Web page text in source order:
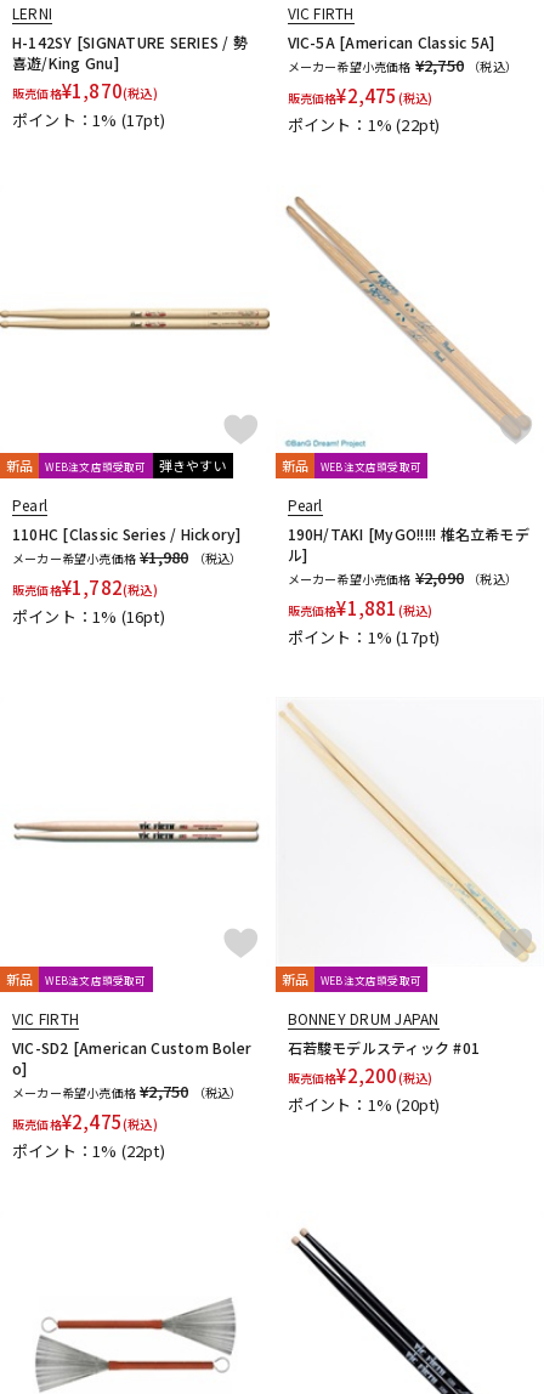
配信/ライブ機器 楽器アクセサリ
中古 ヴィンテージ
JOE MONTINERI
JOHNNY RABB DRUMSTICKS K.M.K
KC
Kentville Drums
KEPLINGER DRUMS Kick Block
Kikutani
kitano
KORG
L-N
NATAL
Nord（CLAVIA）
ONETONE
oruga
Overtone Labs
PACKEN Pad Corporation
PAiSTe
PREMiER
Protection Racket
R-S
Regal Tip REMO Reunion Blues
Revolution Drum
riddim
Robokey
Rogers
ROHEMA Roland R-TOM SABIAN
Safe Ears
SAKAE DRUMS
SAKAE OSAKA HERITAGE
Schlagwerk Percussion
SJC Custom Drums
SKB
SlapKlatz
Slingerland SONOR SPINBAL
SPIZZICHINO
TAMBURO
TECHRA
Turkish
WAMBOOKA
wincent
WorldMax YAMAHA
建光ドラム工房
Tandem Drums
LERNI
H-142SY [SIGNATURE SERIES / 勢
喜遊/King Gnu]
販売価格¥1,870(税込)
ポイント：1% (17pt)
VIC FIRTH
VIC-5A [American Classic 5A]
メーカー希望小売価格 ¥2,750
（税込）
販売価格¥2,475 (税込)
ポイント：1%(22pt)
新品 WEB注文店頭受取可 弾きやすい
Pearl
110HC [Classic Series / Hickory]
メーカー希望小売価格 ¥1,980
（税込）
販売価格¥1,782(税込)
ポイント：1% (16pt)
新品 WEB注文店頭受取可
Pearl
190H/TAKI [MyGO!!!!! 椎名立希モデ
ル]
メーカー希望小売価格 ¥2,090
（税込）
販売価格¥1,881 (税込)
ポイント：1%(17pt)
新品 WEB注文店頭受取可
VIC FIRTH
VIC-SD2 [American Custom Boler
o]
メーカー希望小売価格 ¥2,750
（税込）
販売価格¥2,475(税込)
ポイント：1% (22pt)
新品 WEB注文店頭受取可
BONNEY DRUM JAPAN
石若駿モデルスティック #01
販売価格¥2,200(税込)
ポイント：1%(20pt)